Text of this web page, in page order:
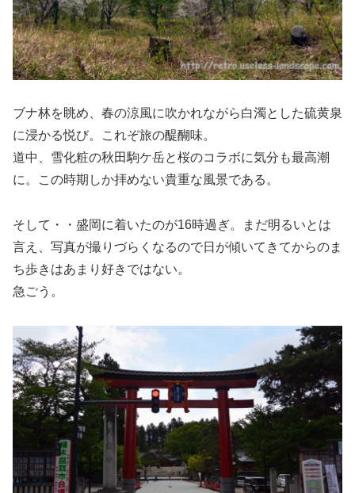
ブナ林を眺め、春の涼風に吹かれながら白濁とした硫黄泉
に浸かる悦び。これぞ旅の醍醐味。
道中、雪化粧の秋田駒ケ岳と桜のコラボに気分も最高潮
に。この時期しか拝めない貴重な風景である。
そして・・盛岡に着いたのが16時過ぎ。まだ明るいとは
言え、写真が撮りづらくなるので日が傾いてきてからのま
ち歩きはあまり好きではない。
急ごう。